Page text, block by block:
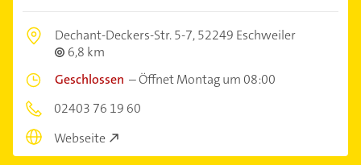
Dechant-Deckers-Str. 5-7,52249 Eschweiler
6,8 km
Geschlossen –Öffnet Montag um 08:00
02403 76 19 60
Webseite